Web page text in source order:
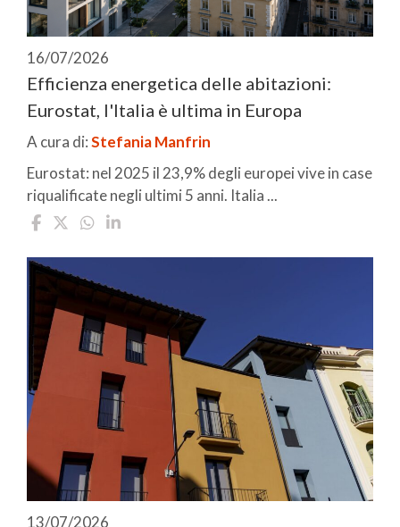
16/07/2026
Efficienza energetica delle abitazioni:
Eurostat, l'Italia è ultima in Europa
A cura di:Stefania Manfrin
Eurostat: nel 2025 il 23,9% degli europei vive in case
riqualificate negli ultimi 5 anni. Italia ...
13/07/2026